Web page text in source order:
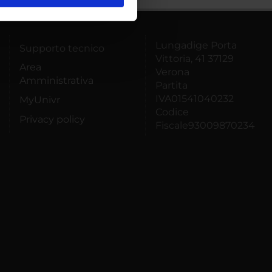
Supporto tecnico
Area
Amministrativa
MyUnivr
Privacy policy
Lungadige Porta
Vittoria, 41 37129
Verona
Partita
IVA01541040232
Codice
Fiscale93009870234